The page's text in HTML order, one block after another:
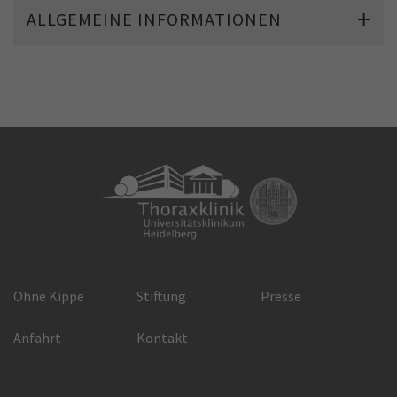
ALLGEMEINE INFORMATIONEN
Ohne Kippe Stiftung Presse
Anfahrt Kontakt